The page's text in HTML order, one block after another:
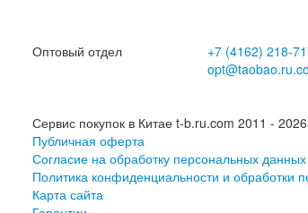
Оптовый отдел +7 (4162) 218-
Сервис покупок в Китае t-b.ru.com 2011 -
Публичная оферта
Согласие на обработку персональных данных
Политика конфиденциальности и обработки
Карта сайта